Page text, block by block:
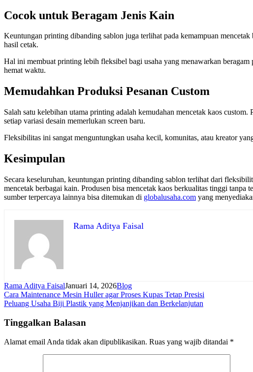
Cocok untuk Beragam Jenis Kain
Keuntungan printing dibanding sablon juga terlihat pada kemampuan
hasil cetak.
Hal ini membuat printing lebih fleksibel bagi usaha yang menawarkan
hemat waktu.
Memudahkan Produksi Pesanan Custom
Salah satu kelebihan utama printing adalah kemudahan mencetak kaos
setiap variasi desain memerlukan screen baru.
Fleksibilitas ini sangat menguntungkan usaha kecil, komunitas, atau kreator
Kesimpulan
Secara keseluruhan, keuntungan printing dibanding sablon terlihat dari
mencetak berbagai kain. Produsen bisa mencetak kaos berkualitas tinggi
sumber terpercaya lainnya bisa ditemukan di globalusaha.com yang
Rama Aditya Faisal
Rama Aditya FaisalJanuari 14, 2026Blog
Navigasi
pos
Cara Maintenance Mesin Huller agar Proses Kupas Tetap Presisi
Peluang Usaha Biji Plastik yang Menjanjikan dan Berkelanjutan
Tinggalkan Balasan
Alamat email Anda tidak akan dipublikasikan. Ruas yang wajib ditandai *